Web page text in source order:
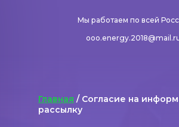
Мы работаем по всей
Главная / Согласие на
рассылку